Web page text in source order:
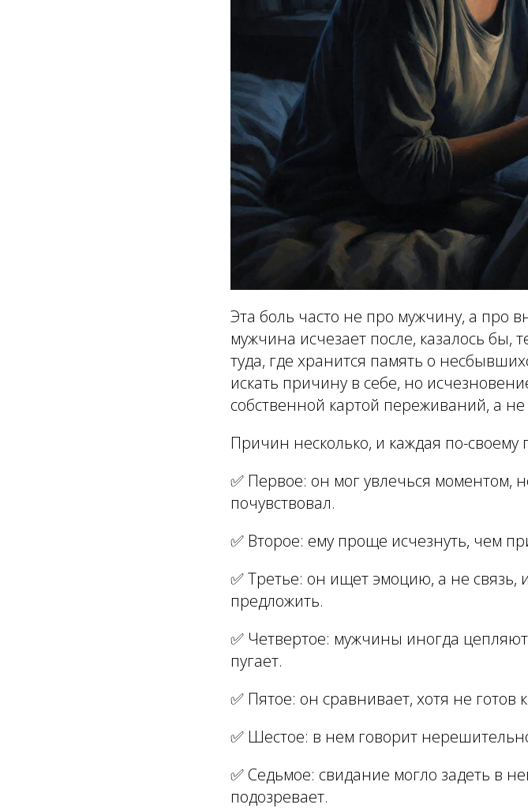
Эта боль часто не про мужчину, а про
мужчина исчезает после, казалось бы,
туда, где хранится память о
искать причину в себе, но
собственной картой переживаний, а
Причин несколько, и каждая по-своему
✅ Первое: он мог увлечься моментом,
почувствовал.
✅ Второе: ему проще исчезнуть, чем
✅ Третье: он ищет эмоцию, а не
предложить.
✅ Четвертое: мужчины иногда
пугает.
✅ Пятое: он сравнивает, хотя не готов
✅ Шестое: в нем говорит
✅ Седьмое: свидание могло задеть в
подозревает.